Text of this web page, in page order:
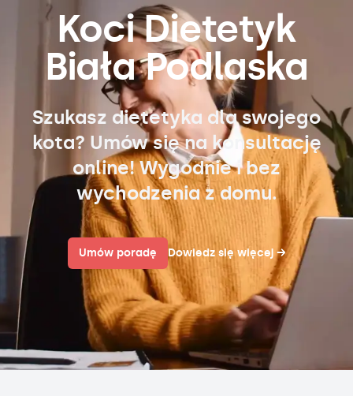
Koci Dietetyk
Biała Podlaska
Szukasz dietetyka dla swojego
kota? Umów się na konsultację
online! Wygodnie i bez
wychodzenia z domu.
Umów poradę Dowiedz się więcej →